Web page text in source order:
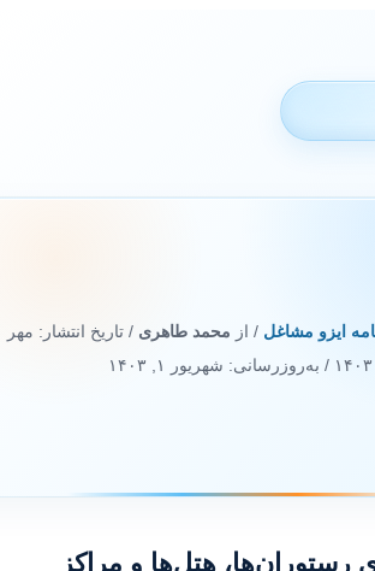
ایزو مشاغل/ از محمد طاهری/ تاریخ انتشار:
۱۴۰۳ / به‌روزرسانی: شهریور ۱, ۱۴۰۳
رستوران‌ها، هتل‌ها و مراکز